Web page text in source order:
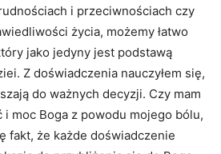
i przeciwnościach czy
życia, możemy łatwo
jako jedyny jest podstawą
Z doświadczenia nauczyłem się,
do ważnych decyzji. Czy mam
moc Boga z powodu mojego bólu,
fakt, że każde doświadczenie